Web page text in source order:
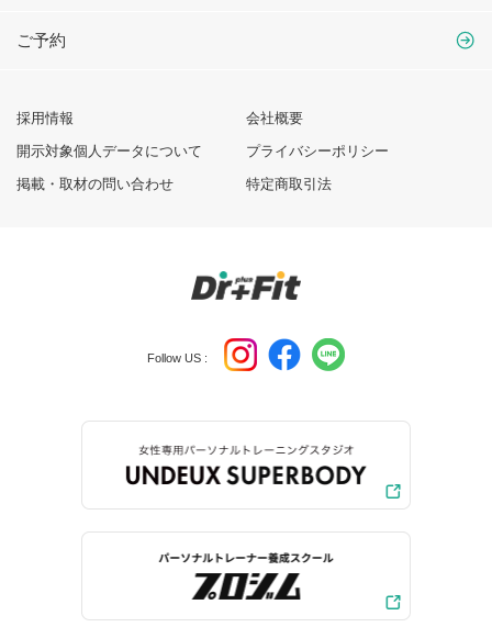
ご予約
採用情報
会社概要
開示対象個人データについて
プライバシーポリシー
掲載・取材の問い合わせ
特定商取引法
Follow US :